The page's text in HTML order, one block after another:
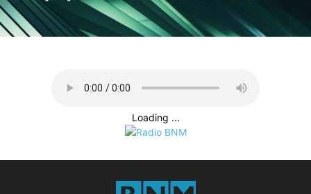
Loading ...